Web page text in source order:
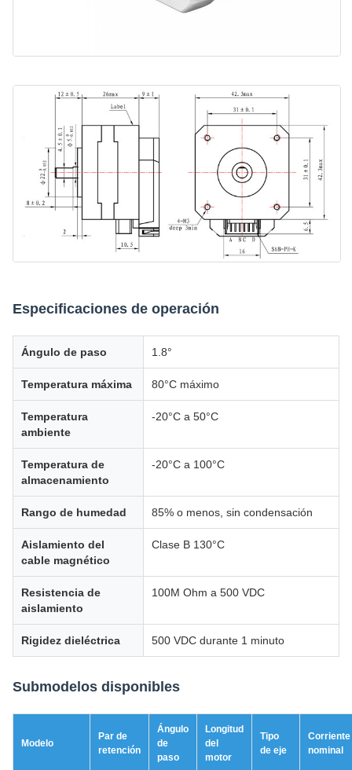
Especificaciones de operación
Ángulo de paso 1.8°
Temperatura máxima 80°C máximo
Temperatura
ambiente
-20°C a 50°C
Temperatura de
almacenamiento
-20°C a 100°C
Rango de humedad 85% o menos, sin condensación
Aislamiento del
cable magnético
Clase B 130°C
Resistencia de
aislamiento
100M Ohm a 500 VDC
Rigidez dieléctrica 500 VDC durante 1 minuto
Submodelos disponibles
Modelo
Par de
retención
Ángulo
de
paso
Longitud
del
motor
Tipo
de eje
Corriente
nominal